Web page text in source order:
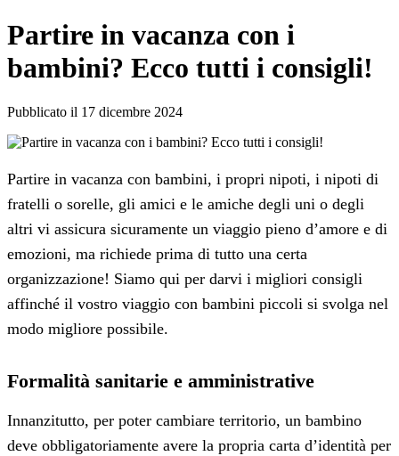
Partire in vacanza con i
bambini? Ecco tutti i consigli!
Pubblicato il 17 dicembre 2024
Partire in vacanza con bambini, i propri nipoti, i nipoti di
fratelli o sorelle, gli amici e le amiche degli uni o degli
altri vi assicura sicuramente un viaggio pieno d’amore e di
emozioni, ma richiede prima di tutto una certa
organizzazione! Siamo qui per darvi i migliori consigli
affinché il vostro viaggio con bambini piccoli si svolga nel
modo migliore possibile.
Formalità sanitarie e amministrative
Innanzitutto, per poter cambiare territorio, un bambino
deve obbligatoriamente avere la propria carta d’identità per